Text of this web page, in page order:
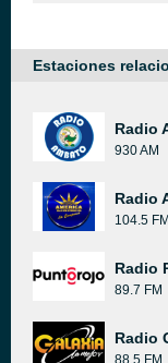
Estaciones
Radio
930 AM
Radio
104.5 FM
Radio
89.7 FM
Radio
88.5 FM